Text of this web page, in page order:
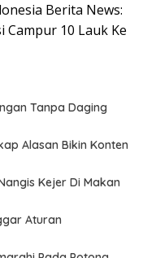
Berita News:
Campur 10 Lauk Ke
Tanpa Daging
Alasan Bikin Konten
Kejer Di Makan
Aturan